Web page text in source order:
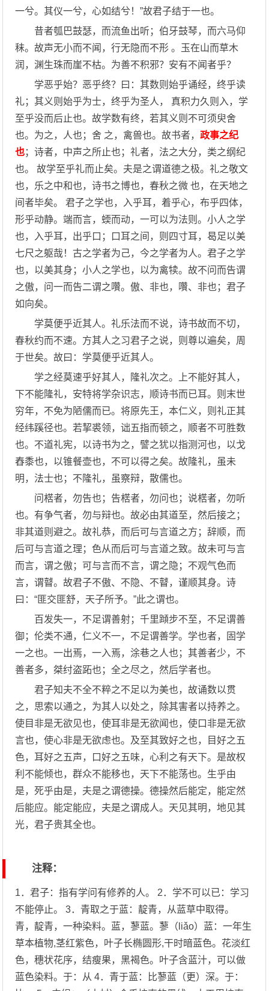
一兮。其仪一兮，心如结兮！”故君子结于一也。
昔者瓠巴鼓瑟，而流鱼出听；伯牙鼓琴，而六马仰
秣。故声无小而不闻，行无隐而不形 。玉在山而草木
润，渊生珠而崖不枯。为善不积邪？安有不闻者乎？
学恶乎始？恶乎终？曰：其数则始乎诵经，终乎读
礼；其义则始乎为士，终乎为圣人， 真积力久则入，学
至乎没而后止也。故学数有终，若其义则不可须臾舍
也。为之，人也；舍 之，禽兽也。故书者，政事之纪
也；诗者，中声之所止也；礼者，法之大分，类之纲纪
也。 故学至乎礼而止矣。夫是之谓道德之极。礼之敬文
也，乐之中和也，诗书之博也，春秋之微 也，在天地之
间者毕矣。 君子之学也，入乎耳，着乎心，布乎四体，
形乎动静。端而言，蝡而动，一可以为法则。小人之学
也，入乎耳，出乎口；口耳之间，则四寸耳，曷足以美
七尺之躯哉！古之学者为己，今之学者为人。君子之学
也，以美其身；小人之学也，以为禽犊。故不问而告谓
之傲，问一而告二谓之囋。傲、非也，囋、非也；君子
如向矣。
学莫便乎近其人。礼乐法而不说，诗书故而不切，
春秋约而不速。方其人之习君子之说，则尊以遍矣，周
于世矣。故曰：学莫便乎近其人。
学之经莫速乎好其人，隆礼次之。上不能好其人，
下不能隆礼，安特将学杂识志，顺诗书而已耳。则末世
穷年，不免为陋儒而已。将原先王，本仁义，则礼正其
经纬蹊径也。若挈裘领，诎五指而顿之，顺者不可胜数
也。不道礼宪，以诗书为之，譬之犹以指测河也，以戈
舂黍也，以锥餐壶也，不可以得之矣。故隆礼，虽未
明，法士也；不隆礼，虽察辩，散儒也。
问楛者，勿告也；告楛者，勿问也；说楛者，勿听
也。有争气者，勿与辩也。故必由其道至，然后接之；
非其道则避之。故礼恭，而后可与言道之方；辞顺，而
后可与言道之理；色从而后可与言道之致。故未可与言
而言，谓之傲；可与言而不言，谓之隐；不观气色而
言，谓瞽。故君子不傲、不隐、不瞽，谨顺其身。诗
曰：“匪交匪舒，天子所予。”此之谓也。
百发失一，不足谓善射；千里蹞步不至，不足谓善
御；伦类不通，仁义不一，不足谓善学。学也者，固学
一之也。一出焉，一入焉，涂巷之人也；其善者少，不
善者多，桀纣盗跖也；全之尽之，然后学者也。
君子知夫不全不粹之不足以为美也，故诵数以贯
之，思索以通之，为其人以处之，除其害者以持养之。
使目非是无欲见也，使耳非是无欲闻也，使口非是无欲
言也，使心非是无欲虑也。及至其致好之也，目好之五
色，耳好之五声，口好之五味，心利之有天下。是故权
利不能倾也，群众不能移也，天下不能荡也。生乎由
是，死乎由是，夫是之谓德操。德操然后能定，能定然
后能应。能定能应，夫是之谓成人。天见其明，地见其
光，君子贵其全也。
注释：
1．君子：指有学问有修养的人。 2．学不可以已：学习
不能停止。 3．青取之于蓝：靛青，从蓝草中取得。
青，靛青，一种染料。蓝，蓼蓝。蓼（liǎo）蓝：一年生
草本植物,茎红紫色，叶子长椭圆形,干时暗蓝色。花淡红
色，穗状花序，结瘦果，黑褐色。叶子含蓝汁，可以做
蓝色染料。于：从 4．青于蓝：比蓼蓝（更）深。于：